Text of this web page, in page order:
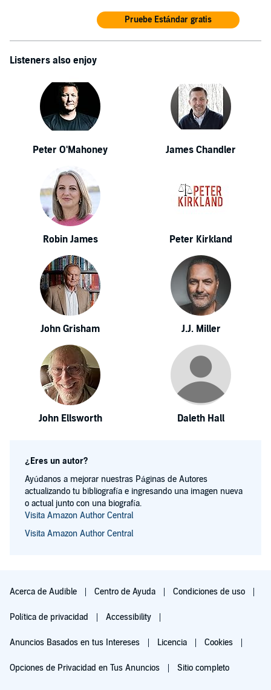
Pruebe Estándar gratis
Listeners also enjoy
Peter O'Mahoney James Chandler
Robin James Peter Kirkland
John Grisham J.J. Miller
John Ellsworth Daleth Hall
¿Eres un autor?
Ayúdanos a mejorar nuestras Páginas de Autores
actualizando tu bibliografía e ingresando una imagen nueva
o actual junto con una biografía.
Visita Amazon Author Central
Visita Amazon Author Central
Acerca de Audible Centro de Ayuda Condiciones de uso
Política de privacidad Accessibility
Anuncios Basados en tus Intereses Licencia Cookies
Opciones de Privacidad en Tus Anuncios Sitio completo